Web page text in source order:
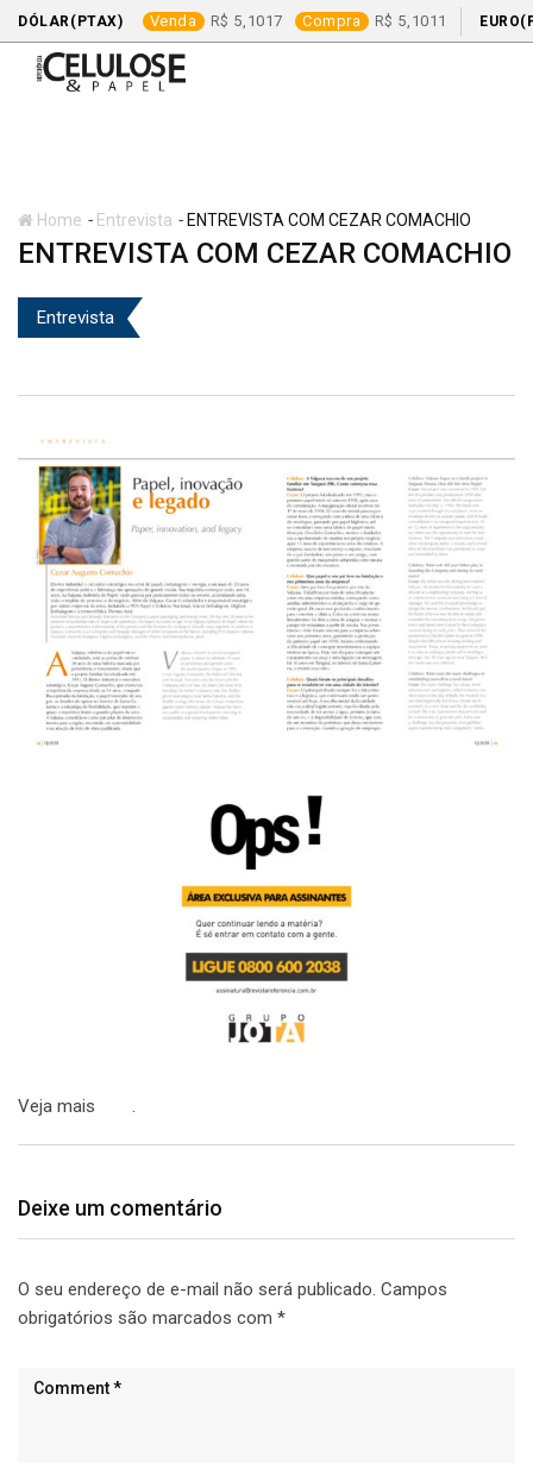
DÓLAR(PTAX) Venda 5,1017 Compra 5,1011
Home - Entrevista - ENTREVISTA COM CEZAR COMACHIO
ENTREVISTA COM CEZAR COMACHIO
Entrevista
Veja mais .
Deixe um comentário
O seu endereço de e-mail não será publicado. Campos
obrigatórios são marcados com *